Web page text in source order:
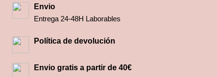
Envio
Entrega 24-48H Laborables
Política de devolución
Envio gratis a partir de 40€